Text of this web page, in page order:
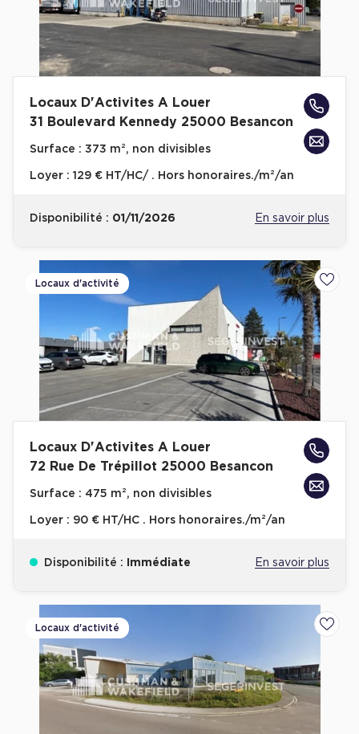
Plateaux opérés
Plateaux opérés à Paris
Livrets blancs & Études
Cas Clients
Locaux D'Activites A Louer
31 Boulevard Kennedy 25000 Besancon
Surface : 373 m², non divisibles
Loyer : 129 € HT/HC/ . Hors honoraires./m²/an
Disponibilité : 01/11/2026 En savoir plus
Locaux d'activité
Locaux D'Activites A Louer
72 Rue De Trépillot 25000 Besancon
Surface : 475 m², non divisibles
Loyer : 90 € HT/HC . Hors honoraires./m²/an
Disponibilité : Immédiate En savoir plus
Locaux d'activité